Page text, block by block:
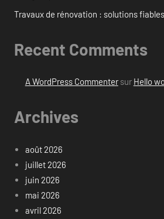
Travaux de rénovation : solutions
Recent Comments
A WordPress Commentersur Hello
Archives
août 2026
juillet 2026
juin 2026
mai 2026
avril 2026